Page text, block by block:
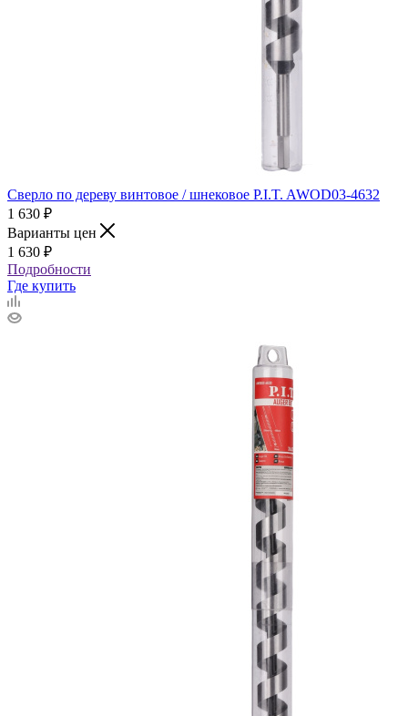
Сверло по дереву винтовое / шнековое P.I.T. AWOD03-4632
1 630 ₽
Варианты цен
1 630 ₽
Подробности
Где купить